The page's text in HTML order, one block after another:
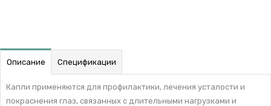
Описание Спецификации
Капли применяются для профилактики, лечения усталости и
покраснения глаз, связанных с длительными нагрузками и